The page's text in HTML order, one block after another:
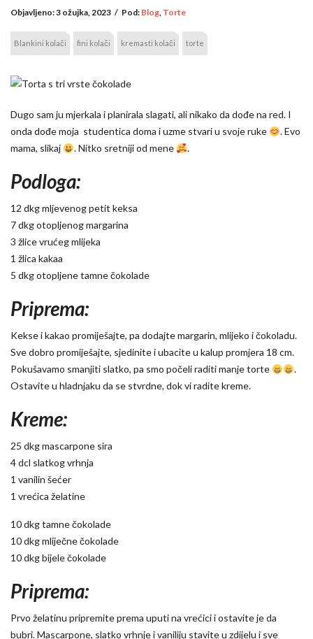
Objavljeno:3 ožujka, 2023 / Pod: Blog, Torte
Blankini kolači fini kolači kremasti kolači torte
Dugo sam ju mjerkala i planirala slagati, ali nikako da dođe na red. I
onda dođe moja studentica doma i uzme stvari u svoje ruke
. Evo
mama, slikaj
. Nitko sretniji od mene .
Podloga:
12 dkg mljevenog petit keksa
7 dkg otopljenog margarina
3 žlice vrućeg mlijeka
1 žlica kakaa
5 dkg otopljene tamne čokolade
Priprema:
Kekse i kakao promiješajte, pa dodajte margarin, mlijeko i čokoladu.
Sve dobro promiješajte, sjedinite i ubacite u kalup promjera 18 cm.
Pokušavamo smanjiti slatko, pa smo počeli raditi manje torte
.
Ostavite u hladnjaku da se stvrdne, dok vi radite kreme.
Kreme:
25 dkg mascarpone sira
4 dcl slatkog vrhnja
1 vanilin šećer
1 vrećica želatine
10 dkg tamne čokolade
10 dkg mliječne čokolade
10 dkg bijele čokolade
Priprema:
Prvo želatinu pripremite prema uputi na vrećici i ostavite je da
bubri. Mascarpone, slatko vrhnje i vaniliju stavite u zdijelu i sve